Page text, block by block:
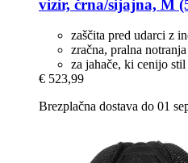
vizir, črna/sijajna, M
zaščita pred udarci z
zračna, pralna
za jahače, ki cenijo stil
€ 523,99
Brezplačna dostava do 01